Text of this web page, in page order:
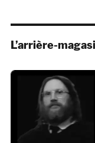
L’arrière-